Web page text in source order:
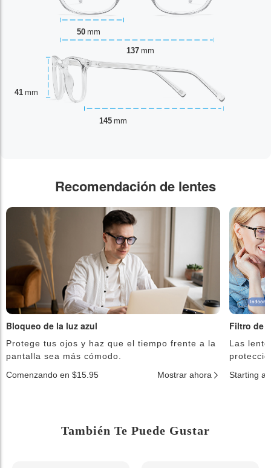
50 mm
41 mm
137 mm
145 mm
Recomendación de lentes
Bloqueo de la luz azul
Protege tus ojos y haz que el tiempo frente a la
pantalla sea más cómodo.
Comenzando en $15.95
Mostrar ahora
Filtro de
Las
Starting at
También Te Puede Gustar